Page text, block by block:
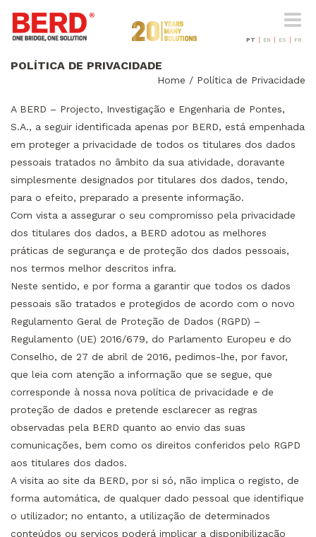
Toggle
PT EN ES FR
POLÍTICA DE PRIVACIDADE
Home / Política de Privacidade
A BERD – Projecto, Investigação e Engenharia de Pontes,
S.A., a seguir identificada apenas por BERD, está empenhada
em proteger a privacidade de todos os titulares dos dados
pessoais tratados no âmbito da sua atividade, doravante
simplesmente designados por titulares dos dados, tendo,
para o efeito, preparado a presente informação.
Com vista a assegurar o seu compromisso pela privacidade
dos titulares dos dados, a BERD adotou as melhores
práticas de segurança e de proteção dos dados pessoais,
nos termos melhor descritos infra.
Neste sentido, e por forma a garantir que todos os dados
pessoais são tratados e protegidos de acordo com o novo
Regulamento Geral de Proteção de Dados (RGPD) –
Regulamento (UE) 2016/679, do Parlamento Europeu e do
Conselho, de 27 de abril de 2016, pedimos-lhe, por favor,
que leia com atenção a informação que se segue, que
corresponde à nossa nova política de privacidade e de
proteção de dados e pretende esclarecer as regras
observadas pela BERD quanto ao envio das suas
comunicações, bem como os direitos conferidos pelo RGPD
aos titulares dos dados.
A visita ao site da BERD, por si só, não implica o registo, de
forma automática, de qualquer dado pessoal que identifique
o utilizador; no entanto, a utilização de determinados
conteúdos ou serviços poderá implicar a disponibilização